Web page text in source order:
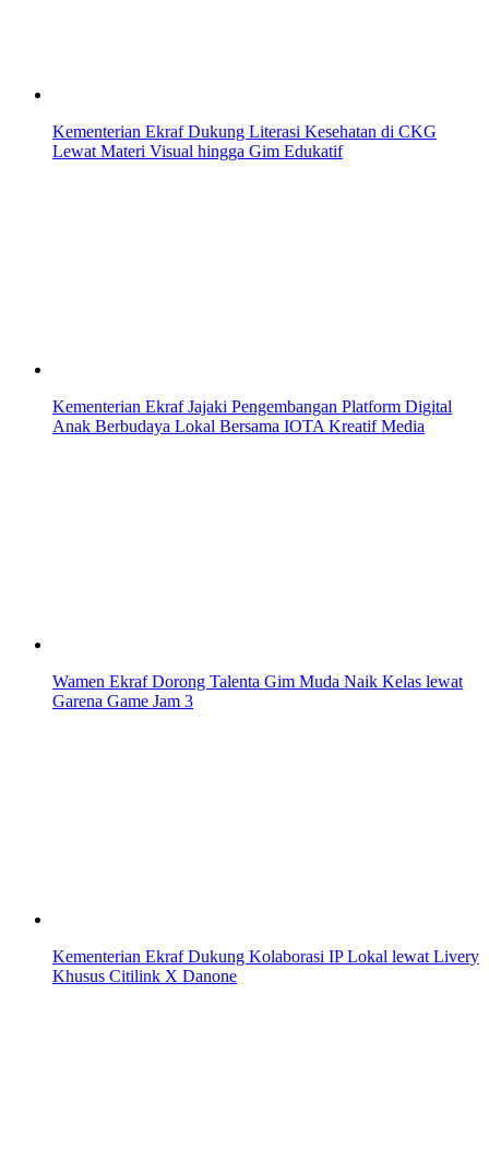
Kementerian Ekraf Dukung Literasi Kesehatan di CKG
Lewat Materi Visual hingga Gim Edukatif
Kementerian Ekraf Jajaki Pengembangan Platform Digital
Anak Berbudaya Lokal Bersama IOTA Kreatif Media
Wamen Ekraf Dorong Talenta Gim Muda Naik Kelas lewat
Garena Game Jam 3
Kementerian Ekraf Dukung Kolaborasi IP Lokal lewat Livery
Khusus Citilink X Danone